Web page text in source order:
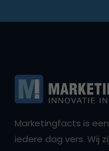
Marketingfacts is
iedere dag vers. Wij